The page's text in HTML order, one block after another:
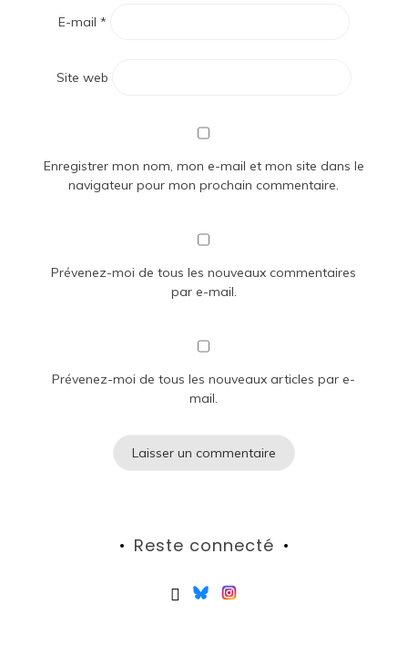
E-mail *
Site web
Enregistrer mon nom, mon e-mail et mon site dans le
navigateur pour mon prochain commentaire.
Prévenez-moi de tous les nouveaux commentaires
par e-mail.
Prévenez-moi de tous les nouveaux articles par e-
mail.
Reste connecté